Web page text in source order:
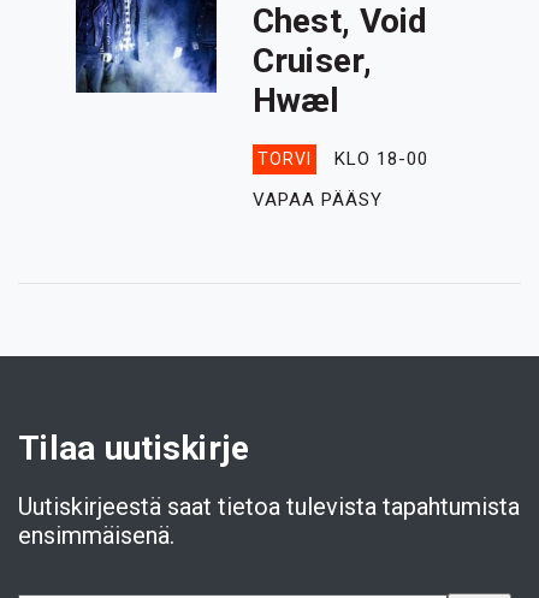
Chest, Void
Cruiser,
Hwæl
TORVI
KLO 18-00
VAPAA PÄÄSY
Tilaa uutiskirje
Uutiskirjeestä saat tietoa tulevista tapahtumista
ensimmäisenä.